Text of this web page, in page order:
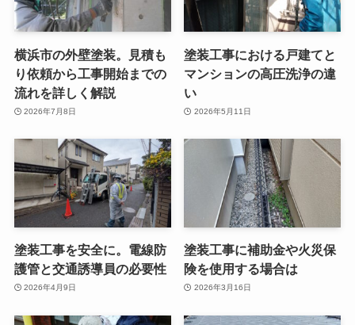
横浜市の外壁塗装。見積も
り依頼から工事開始までの
流れを詳しく解説
2026年7月8日
塗装工事における戸建てと
マンションの高圧洗浄の違
い
2026年5月11日
塗装工事を安全に。電線防
護管と交通誘導員の必要性
2026年4月9日
塗装工事に補助金や火災保
険を使用する場合は
2026年3月16日